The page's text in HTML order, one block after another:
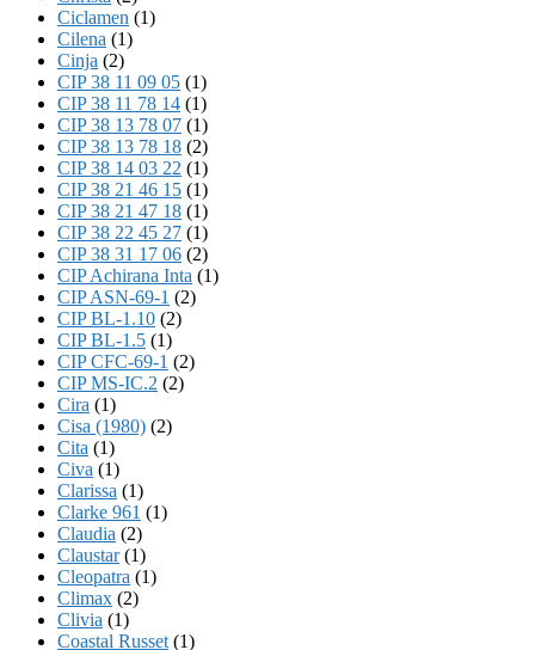
Ciclamen (1)
Cilena (1)
Cinja (2)
CIP 38 11 09 05 (1)
CIP 38 11 78 14 (1)
CIP 38 13 78 07 (1)
CIP 38 13 78 18 (2)
CIP 38 14 03 22 (1)
CIP 38 21 46 15 (1)
CIP 38 21 47 18 (1)
CIP 38 22 45 27 (1)
CIP 38 31 17 06 (2)
CIP Achirana Inta (1)
CIP ASN-69-1 (2)
CIP BL-1.10 (2)
CIP BL-1.5 (1)
CIP CFC-69-1 (2)
CIP MS-IC.2 (2)
Cira (1)
Cisa (1980) (2)
Cita (1)
Civa (1)
Clarissa (1)
Clarke 961 (1)
Claudia (2)
Claustar(1)
Cleopatra (1)
Climax (2)
Clivia (1)
Coastal Russet (1)